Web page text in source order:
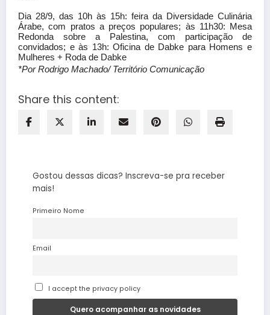
Dia 28/9, das 10h às 15h: feira da Diversidade Culinária
Árabe, com pratos a preços populares; às 11h30: Mesa
Redonda sobre a Palestina, com participação de
convidados; e às 13h: Oficina de Dabke para Homens e
Mulheres + Roda de Dabke
*Por Rodrigo Machado/ Território Comunicação
Share this content:
Gostou dessas dicas? Inscreva-se pra receber
mais!
Primeiro Nome
Email
I accept the privacy policy